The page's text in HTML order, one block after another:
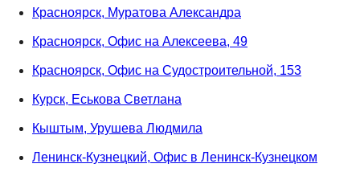
Красноярск, Муратова Александра
Красноярск, Офис на Алексеева, 49
Красноярск, Офис на Судостроительной, 153
Курск, Еськова Светлана
Кыштым, Урушева Людмила
Ленинск-Кузнецкий, Офис в Ленинск-Кузнецком